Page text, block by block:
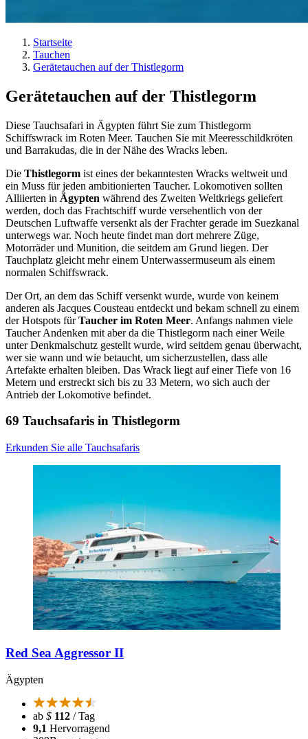
Startseite
Tauchen
Gerätetauchen auf der Thistlegorm
Gerätetauchen auf der Thistlegorm
Diese Tauchsafari in Ägypten führt Sie zum Thistlegorm
Schiffswrack im Roten Meer. Tauchen Sie mit Meeresschildkröten
und Barrakudas, die in der Nähe des Wracks leben.
Die Thistlegorm ist eines der bekanntesten Wracks weltweit und
ein Muss für jeden ambitionierten Taucher. Lokomotiven sollten
Alliierten in Ägypten während des Zweiten Weltkriegs geliefert
werden, doch das Frachtschiff wurde versehentlich von der
Deutschen Luftwaffe versenkt als der Frachter gerade im Suezkanal
unterwegs war. Noch heute findet man dort mehrere Züge,
Motorräder und Munition, die seitdem am Grund liegen. Der
Tauchplatz gleicht mehr einem Unterwassermuseum als einem
normalen Schiffswrack.
Der Ort, an dem das Schiff versenkt wurde, wurde von keinem
anderen als Jacques Cousteau entdeckt und bekam schnell zu einem
der Hotspots fürTaucher im Roten Meer. Anfangs nahmen viele
Taucher Andenken mit aber da die Thistlegorm nach einer Weile
unter Denkmalschutz gestellt wurde, wird seitdem genau überwacht,
wer sie wann und wie betaucht, um sicherzustellen, dass alle
Artefakte erhalten bleiben. Das Wrack liegt auf einer Tiefe von 16
Metern und erstreckt sich bis zu 33 Metern, wo sich auch der
Antrieb der Lokomotive befindet.
69 Tauchsafaris in Thistlegorm
Erkunden Sie alle Tauchsafaris
Red Sea Aggressor II
Ägypten
ab $ 112 / Tag
9,1 Hervorragend